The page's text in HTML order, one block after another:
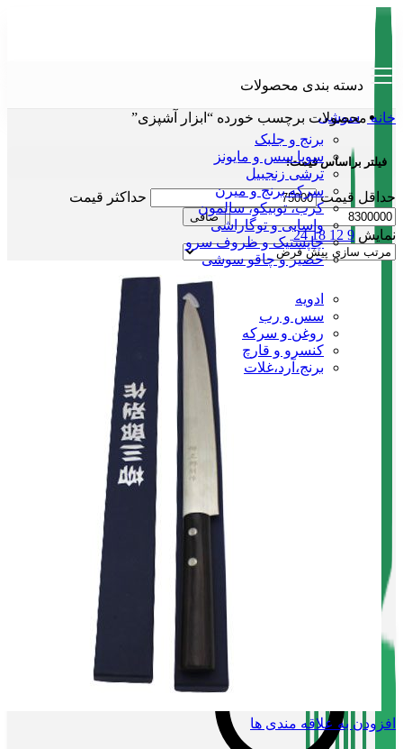
دسته بندی محصولات
سوشی
برنج و جلبک
سویا سس و مایونز
ترشی زنجبیل
سرکه برنج و میرن
کرب، توبیکو، سالمون
واسابی و توگاراشی
چاپستیک و ظروف سرو
حصیر و چاقو سوشی
ادویه
سس و رب
روغن و سرکه
کنسرو و قارچ
برنج،آرد،غلات
خانه محصولات برچسب خورده “ابزار آشپزی”
فیلتر براساس قیمت:
حداقل قیمت حداكثر قيمت
صافی
نمایش 9
12
18
24
افزودن به علاقه مندی ها